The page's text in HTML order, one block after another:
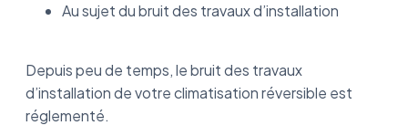
Au sujet du bruit des travaux d’installation
Depuis peu de temps, le bruit des travaux
d’installation de votre climatisation réversible est
réglementé.